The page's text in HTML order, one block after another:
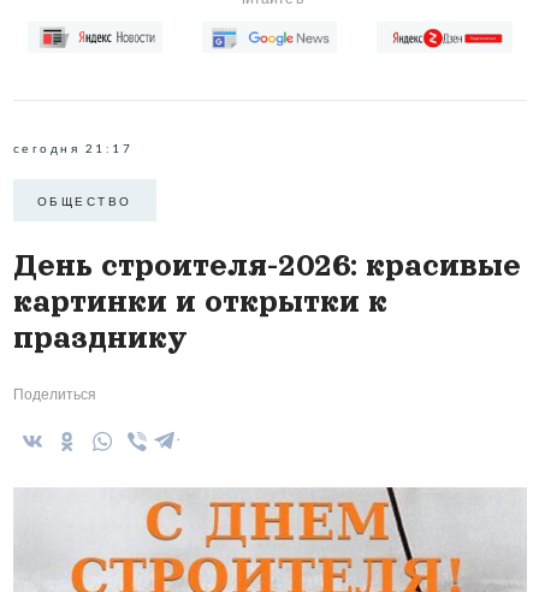
сегодня 21:17
ОБЩЕСТВО
День строителя-2026: красивые
картинки и открытки к
празднику
Поделиться